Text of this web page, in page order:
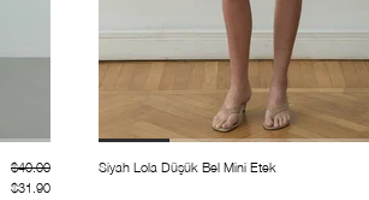
$31.90
$40.00 Siyah Lola Düşük Bel Mini Etek